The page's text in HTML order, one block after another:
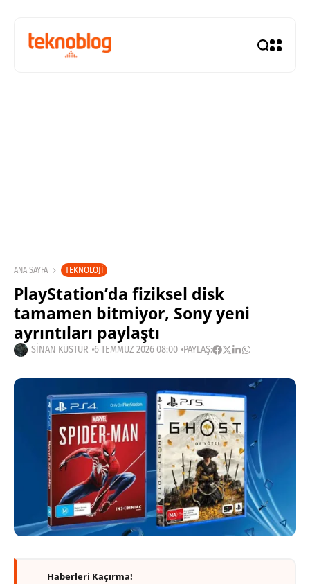
ANA SAYFA TEKNOLOJI
PlayStation’da fiziksel disk
tamamen bitmiyor, Sony yeni
ayrıntıları paylaştı
SINAN KÜSTÜR 6 TEMMUZ 2026 08:00 PAYLAŞ:
Haberleri Kaçırma!